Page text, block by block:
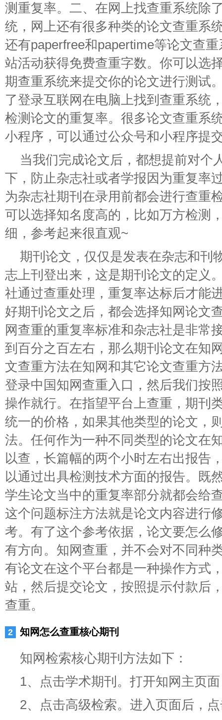
测重复率。二、在网上找查重系统除
统，网上还有很多种类的论文查重系
还有paperfree和papertime等论文查
站活动获得免费查重字数。你可以选
期查重系统来提交你的论文进行测试
了登录互联网在电脑上找到查重系统
检测论文的重复率。很多论文查重系
小程序，可以通过公众号和小程序提
当我们完成论文后，都想提前对个
下，防止杂志社或者学报因为重复率
为杂志社期刊在录用前都会进行查重
可以选择知名度高的，比如万方检测
细，参考起来很直观~
期刊论文，仅仅是发表在杂志和刊
志上刊登出来，这是期刊论文的定义
社通过查重处理，重复率达标后才能
好期刊论文之后，都会选择知网论文
网查重的重复率标准和杂志社是非常
到百分之百左右，那么期刊论文在知
文查重方法在知网和其它论文查重方
登录中国知网查重入口，然后我们按
操作就行。在指望平台上查重，期刊
统一的价格，如果其他类型的论文，
法。任何作为一种不同类型的论文在
以查，长篇幅的两个小时左右出报告
以通过出具检测技术方面的报告。既
学生论文当中的重复率部分就都会给
这个问题标注方法就是论文内容进行
考。有了这个参考依据，论文要怎么
有方向。知网查重，并不会对不同种
有论文在这个平台都是一种操作方式
站，然后提交论文，按照提示付款后
查重。
知网怎么查重核心期刊
知网检索核心期刊方法如下：
1、点击学术期刊。打开知网主页
2、点击高级检索。进入页面后，